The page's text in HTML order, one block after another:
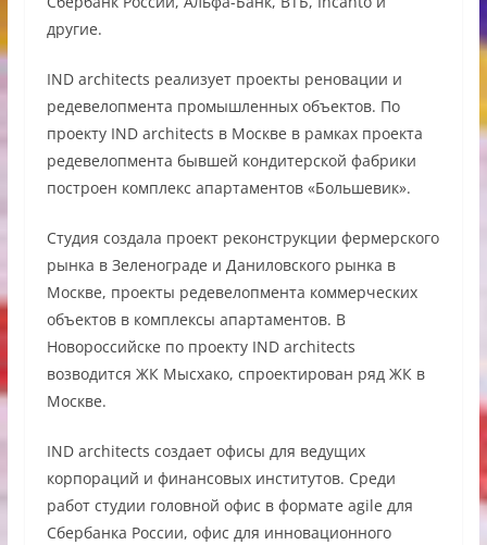
другие.
IND architects реализует проекты реновации и
редевелопмента промышленных объектов. По
проекту IND architects в Москве в рамках проекта
редевелопмента бывшей кондитерской фабрики
построен комплекс апартаментов «Большевик».
Студия создала проект реконструкции фермерского
рынка в Зеленограде и Даниловского рынка в
Москве, проекты редевелопмента коммерческих
объектов в комплексы апартаментов. В
Новороссийске по проекту IND architects
возводится ЖК Мысхако, спроектирован ряд ЖК в
Москве.
IND architects создает офисы для ведущих
корпораций и финансовых институтов. Среди
работ студии головной офис в формате agile для
Сбербанка России, офис для инновационного